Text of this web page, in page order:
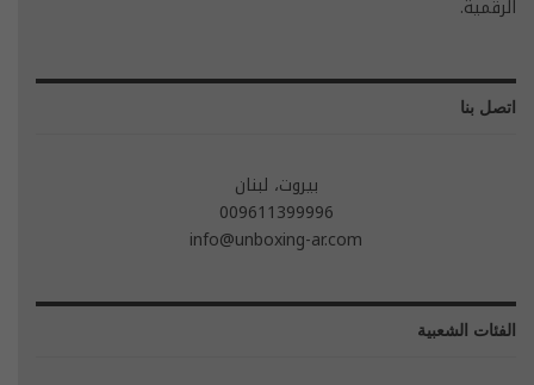
الرقمية.
اتصل بنا
بيروت، لبنان
009611399996
info@unboxing-ar.com
الفئات الشعبية